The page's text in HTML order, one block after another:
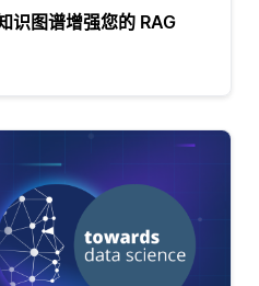
识图谱增强您的 RAG